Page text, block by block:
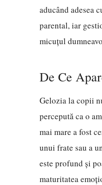
aducând adesea
parental, iar
micuțul
De Ce
Gelozia la copii
percepută ca o
mai mare a fost
unui frate sau a
este profund și
maturitatea